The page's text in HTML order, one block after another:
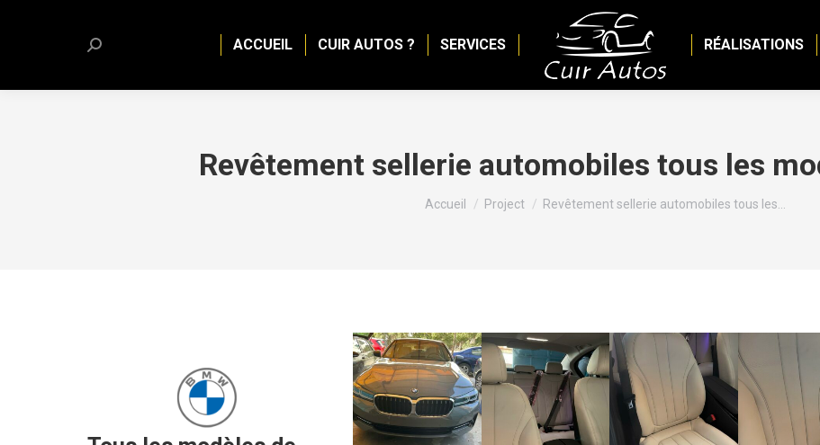
ACCUEIL CUIR AUTOS ? SERVICES
Search: RÉALISATIONS
Revêtement sellerie automobiles tous les
Accueil Project Revêtement sellerie automobiles tous les…